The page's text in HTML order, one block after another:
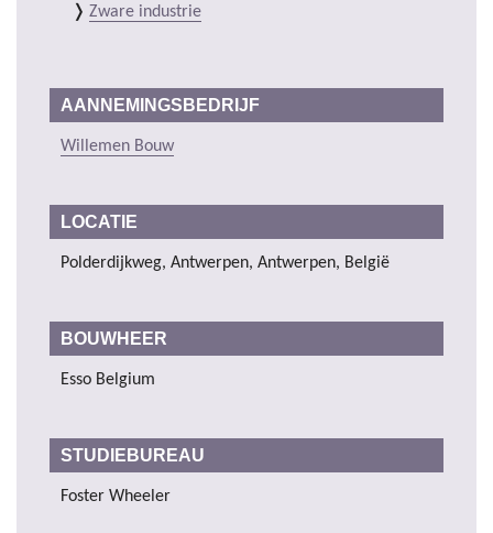
Zware industrie
AANNEMINGSBEDRIJF
Willemen Bouw
LOCATIE
Polderdijkweg, Antwerpen, Antwerpen, België
BOUWHEER
Esso Belgium
STUDIEBUREAU
Foster Wheeler